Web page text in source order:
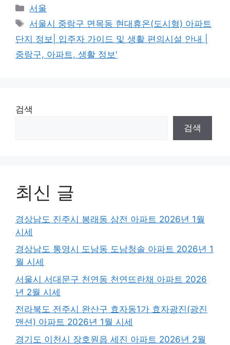
Categories
서울
Tags
서울시 중랑구 면목동 현대휴온(도시형) 아파트
단지 정보| 입주자 가이드 및 생활 편의시설 안내 |
중랑구, 아파트, 생활 정보'
검색
검색
최신 글
경상남도 진주시 봉래동 삼전 아파트 2026년 1월
시세
경상남도 통영시 도남동 도남청솔 아파트 2026년 1
월 시세
서울시 서대문구 천연동 천연뜨란채 아파트 2026
년 2월 시세
전라북도 전주시 완산구 효자동1가 효자광진(광진
맨션) 아파트 2026년 1월 시세
경기도 이천시 장호원읍 세진 아파트 2026년 2월